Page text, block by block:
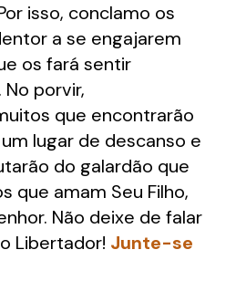
isso, conclamo os
a se engajarem
os fará sentir
porvir,
que encontrarão
lugar de descanso e
do galardão que
que amam Seu Filho,
Não deixe de falar
Libertador! Junte-se